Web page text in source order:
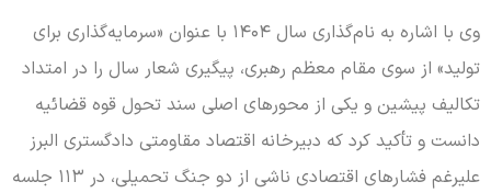
وی با اشاره به نام‌گذاری سال ۱۴۰۴ با عنوان «سرمایه‌گذاری برای
تولید» از سوی مقام معظم رهبری، پیگیری شعار سال را در امتداد
تکالیف پیشین و یکی از محورهای اصلی سند تحول قوه قضائیه
دانست و تأکید کرد که دبیرخانه اقتصاد مقاومتی دادگستری البرز
علیرغم فشارهای اقتصادی ناشی از دو جنگ تحمیلی، در ۱۱۳ جلسه